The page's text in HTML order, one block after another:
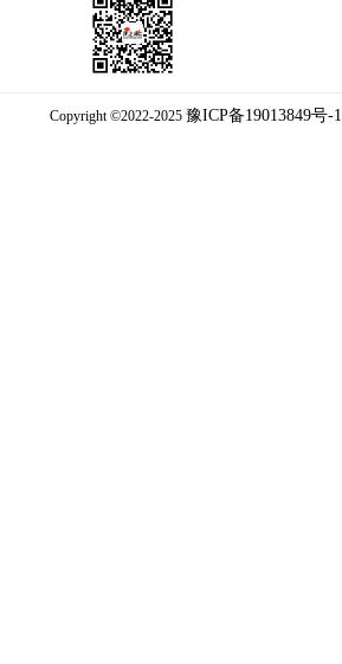
Copyright ©2022-2025 豫ICP备19013849号-1